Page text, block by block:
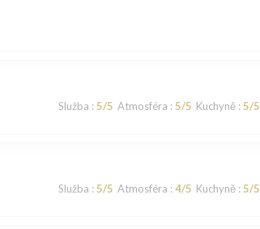
Služba : 5/5 Atmosféra : 5/5 Kuchyně : 5/5
Služba : 5/5 Atmosféra : 4/5 Kuchyně : 5/5